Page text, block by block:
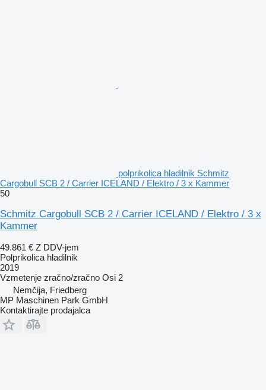
polprikolica hladilnik Schmitz
Cargobull SCB 2 / Carrier ICELAND / Elektro / 3 x Kammer
50
Schmitz Cargobull SCB 2 / Carrier ICELAND / Elektro / 3 x
Kammer
49.861 € Z DDV-jem
Polprikolica hladilnik
2019
Vzmetenje zračno/zračno Osi 2
Nemčija, Friedberg
MP Maschinen Park GmbH
Kontaktirajte prodajalca